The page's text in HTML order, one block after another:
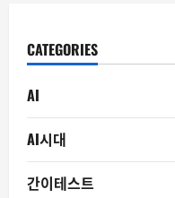
CATEGORIES
AI
AI시대
간이테스트